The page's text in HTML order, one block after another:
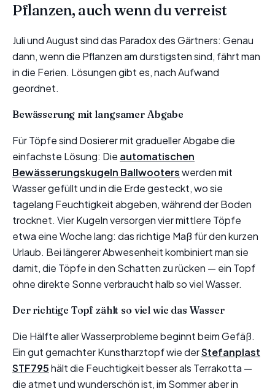
Pflanzen, auch wenn du verreist
Juli und August sind das Paradox des Gärtners: Genau
dann, wenn die Pflanzen am durstigsten sind, fährt man
in die Ferien. Lösungen gibt es, nach Aufwand
geordnet.
Bewässerung mit langsamer Abgabe
Für Töpfe sind Dosierer mit gradueller Abgabe die
einfachste Lösung: Die automatischen
Bewässerungskugeln Ballwooterswerden mit
Wasser gefüllt und in die Erde gesteckt, wo sie
tagelang Feuchtigkeit abgeben, während der Boden
trocknet. Vier Kugeln versorgen vier mittlere Töpfe
etwa eine Woche lang: das richtige Maß für den kurzen
Urlaub. Bei längerer Abwesenheit kombiniert man sie
damit, die Töpfe in den Schatten zu rücken — ein Topf
ohne direkte Sonne verbraucht halb so viel Wasser.
Der richtige Topf zählt so viel wie das Wasser
Die Hälfte aller Wasserprobleme beginnt beim Gefäß.
Ein gut gemachter Kunstharztopf wie derStefanplast
STF795hält die Feuchtigkeit besser als Terrakotta —
die atmet und wunderschön ist, im Sommer aber in